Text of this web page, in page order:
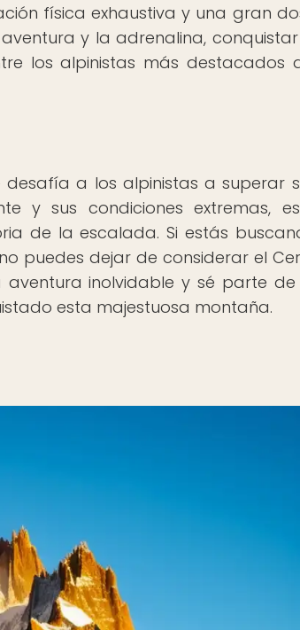
física exhaustiva y una gran
y la adrenalina,
los alpinistas más destacados
a los alpinistas a superar
y sus condiciones extremas,
de la escalada. Si estás
puedes dejar de considerar el
inolvidable y sé parte de
esta majestuosa montaña.